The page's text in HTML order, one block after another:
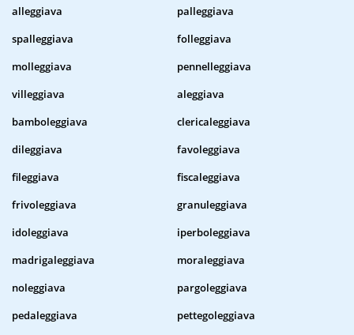
alleggiava
palleggiava
spalleggiava
folleggiava
molleggiava
pennelleggiava
villeggiava
aleggiava
bamboleggiava
clericaleggiava
dileggiava
favoleggiava
fileggiava
fiscaleggiava
frivoleggiava
granuleggiava
idoleggiava
iperboleggiava
madrigaleggiava
moraleggiava
noleggiava
pargoleggiava
pedaleggiava
pettegoleggiava